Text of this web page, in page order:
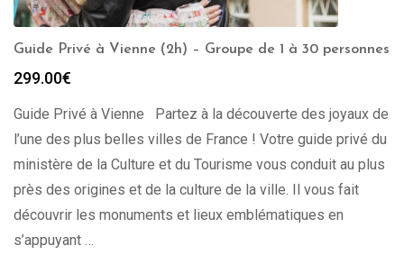
Guide Privé à Vienne (2h) – Groupe de 1 à 30 personnes
299.00€
Guide Privé à Vienne Partez à la découverte des joyaux de
l’une des plus belles villes de France ! Votre guide privé du
ministère de la Culture et du Tourisme vous conduit au plus
près des origines et de la culture de la ville. Il vous fait
découvrir les monuments et lieux emblématiques en
s’appuyant …